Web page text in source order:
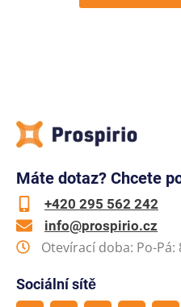
Máte dotaz? Chcete
+420 295 562 242
info@prospirio.cz
Otevírací doba: Po-Pá:
Sociální sítě